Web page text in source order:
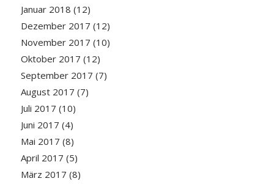
Januar 2018 (12)
Dezember 2017 (12)
November 2017 (10)
Oktober 2017 (12)
September 2017 (7)
August 2017 (7)
Juli 2017 (10)
Juni 2017 (4)
Mai 2017 (8)
April 2017 (5)
März 2017 (8)